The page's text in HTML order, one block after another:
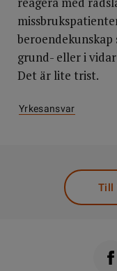
grund- eller i
Det är lite trist.
Yrkesansvar
Till